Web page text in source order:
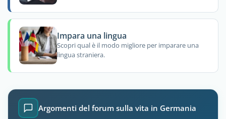
Impara una lingua
Scopri qual è il modo migliore per imparare una
lingua straniera.
Argomenti del forum sulla vita in Germania